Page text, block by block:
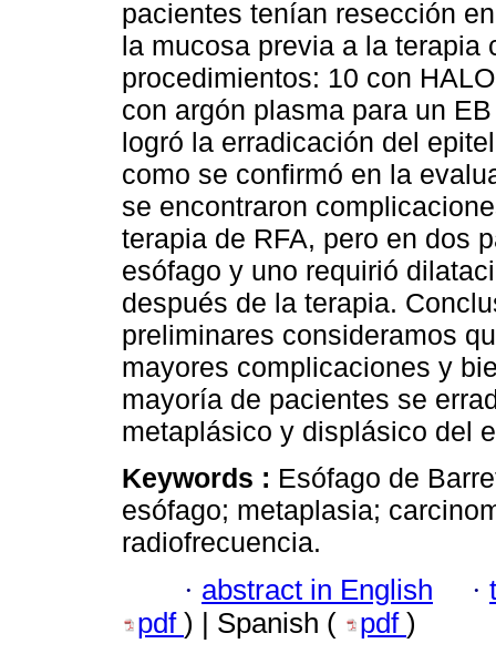
pacientes tenían resección
la mucosa previa a la terapia
procedimientos: 10 con
con argón plasma para un
logró la erradicación del
como se confirmó en la
se encontraron
terapia de RFA, pero en dos
esófago y uno requirió
después de la terapia.
preliminares consideramos
mayores complicaciones y
mayoría de pacientes se
metaplásico y displásico del
Keywords : Esófago de
esófago; metaplasia;
radiofrecuencia.
· abstract in English ·
pdf ) | Spanish ( pdf )